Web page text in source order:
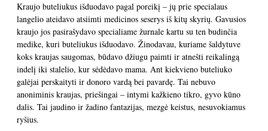
Kraujo buteliukus išduodavo pagal poreikį – jų prie specialaus
langelio ateidavo atsiimti medicinos seserys iš kitų skyrių. Gavusios
kraujo jos pasirašydavo specialiame žurnale kartu su ten budinčia
medike, kuri buteliukus išduodavo. Žinodavau, kuriame šaldytuve
koks kraujas saugomas, būdavo džiugu paimti ir atnešti reikalingą
indelį iki stalelio, kur sėdėdavo mama. Ant kiekvieno buteliuko
galėjai perskaityti ir donoro vardą bei pavardę. Tai nebuvo
anoniminis kraujas, priešingai – intymi kažkieno tikro, gyvo kūno
dalis. Tai jaudino ir žadino fantazijas, mezgė keistus, nesuvokiamus
ryšius.